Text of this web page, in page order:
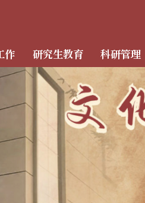
作 研究生教育 科研管理